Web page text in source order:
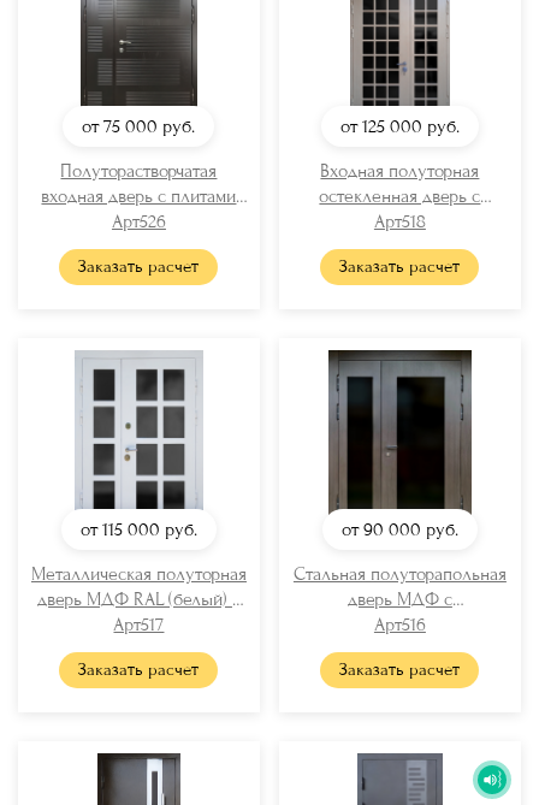
от 75 000 руб.
Полуторастворчатая
входная дверь с плитами
МДФ «венге»
Арт526
Заказать расчет
от 125 000 руб.
Входная полуторная
остекленная дверь с
фрамугой
Арт518
Заказать расчет
от 115 000 руб.
Металлическая полуторная
дверь МДФ RAL (белый) с
остеклением
Арт517
Заказать расчет
от 90 000 руб.
Стальная полуторапольная
дверь МДФ с
максимальным остеклением
Арт516
Заказать расчет